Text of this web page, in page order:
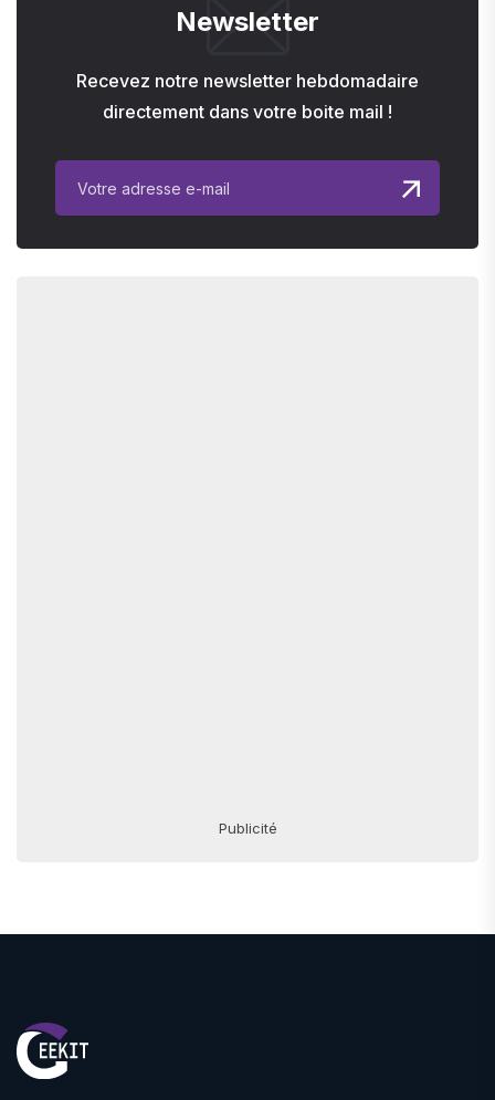
Newsletter
Recevez notre newsletter hebdomadaire
directement dans votre boite mail !
Publicité